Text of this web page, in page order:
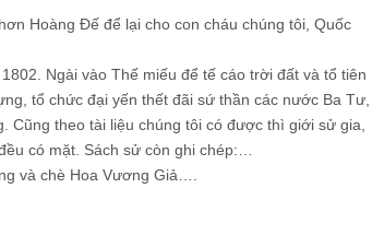
Hoàng Đế để lại cho con cháu chúng tôi, Quốc
Ngài vào Thế miếu để tế cáo trời đất và tổ tiên
tổ chức đại yến thết đãi sứ thần các nước Ba Tư,
Cũng theo tài liệu chúng tôi có được thì giới sử gia,
có mặt. Sách sử còn ghi chép:…
và chè Hoa Vương Giả….